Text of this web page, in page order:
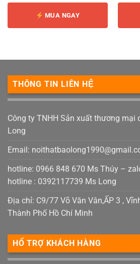
MUA NGAY
THÔNG TIN LIÊN HỆ
Công ty TNHH Sản xuất thương mại
Long
Email:
hotline: 0966 848 670 Ms Thúy –
hotline : 0392117739 Ms Long
Địa chỉ: C9/77 Võ Văn Vân,ẤP 3 ,
Thành Phố Hồ Chí Minh
HỔ TRỢ KHÁCH HÀNG